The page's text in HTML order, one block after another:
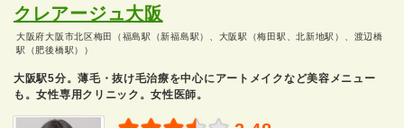
クレアージュ大阪
大阪府大阪市北区梅田（福島駅（新福島駅）、大阪駅（梅田駅、北新地駅）、渡辺橋
駅（肥後橋駅））
大阪駅5分。薄毛・抜け毛治療を中心にアートメイクなど美容メニュー
も。女性専用クリニック。女性医師。